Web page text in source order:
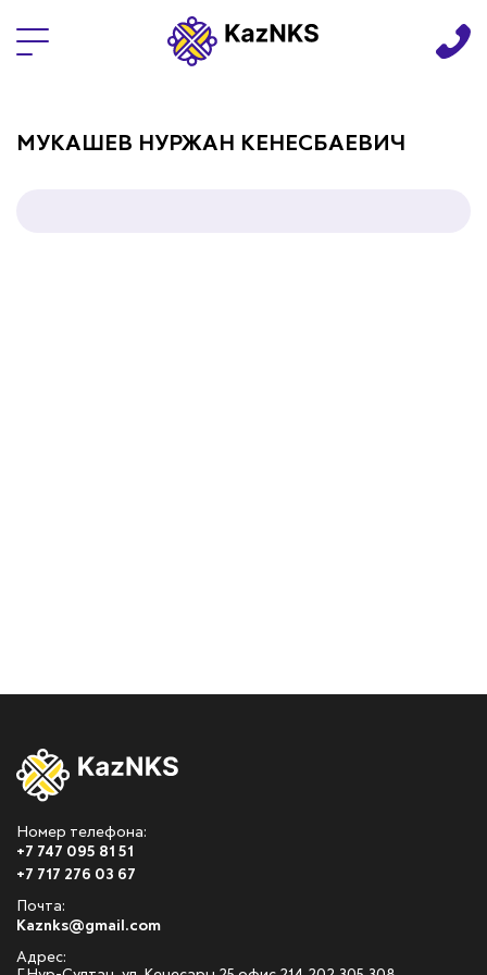
МУКАШЕВ НУРЖАН КЕНЕСБАЕВИЧ
Номер телефона:
+7 747 095 81 51
+7 717 276 03 67
Почта:
Kaznks@gmail.com
Адрес: